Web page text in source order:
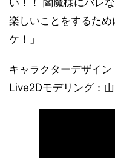
い！！ 閻魔様にバレ
楽しいことをするた
ケ！」
キャラクターデザイ
Live2Dモデリング：